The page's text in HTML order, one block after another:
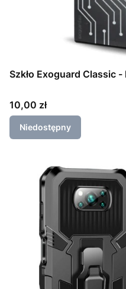
Szkło Exoguard Classic -
Cena
10,00 zł
Niedostępny